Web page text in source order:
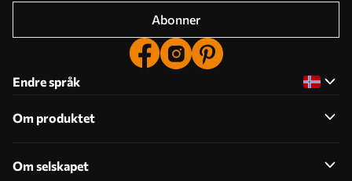
Abonner
Endre språk
Om produktet
Om selskapet